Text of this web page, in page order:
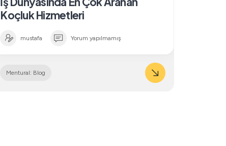
Koçluk Hizmetleri
mustafa Yorum yapılmamış
Mentural: Blog